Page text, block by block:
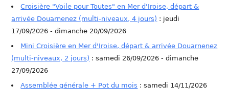
Croisière "Voile pour Toutes" en Mer d'Iroise, départ &
arrivée Douarnenez (multi-niveaux, 4 jours) : jeudi
17/09/2026 - dimanche 20/09/2026
Mini Croisière en Mer d'Iroise, départ & arrivée Douarnenez
(multi-niveaux, 2 jours) : samedi 26/09/2026 - dimanche
27/09/2026
Assemblée générale + Pot du mois : samedi 14/11/2026